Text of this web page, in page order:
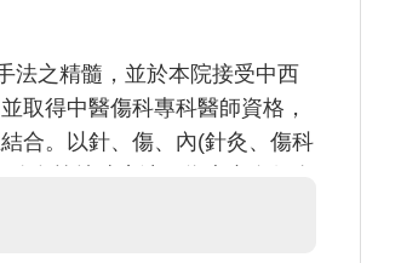
法之精髓，並於本院接受中西
取得中醫傷科專科醫師資格，
合。以針、傷、內(針灸、傷科
病、肩頸痠痛、腰椎疾病、四